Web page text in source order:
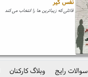
نفس گیر
قاتلی که زیباترین ها را انتخاب می کند
سوالات رایج وبلاگ کارکنان